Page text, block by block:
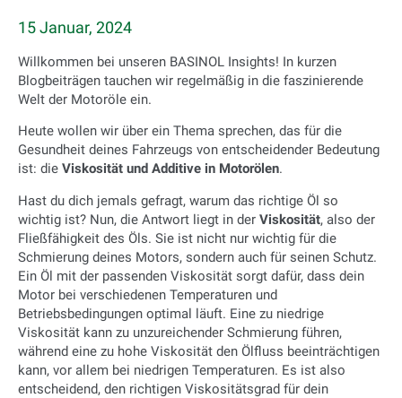
15 Januar, 2024
Willkommen bei unseren BASINOL Insights! In kurzen
Blogbeiträgen tauchen wir regelmäßig in die faszinierende
Welt der Motoröle ein.
Heute wollen wir über ein Thema sprechen, das für die
Gesundheit deines Fahrzeugs von entscheidender Bedeutung
ist: die Viskosität und Additive in Motorölen.
Hast du dich jemals gefragt, warum das richtige Öl so
wichtig ist? Nun, die Antwort liegt in der Viskosität, also der
Fließfähigkeit des Öls. Sie ist nicht nur wichtig für die
Schmierung deines Motors, sondern auch für seinen Schutz.
Ein Öl mit der passenden Viskosität sorgt dafür, dass dein
Motor bei verschiedenen Temperaturen und
Betriebsbedingungen optimal läuft. Eine zu niedrige
Viskosität kann zu unzureichender Schmierung führen,
während eine zu hohe Viskosität den Ölfluss beeinträchtigen
kann, vor allem bei niedrigen Temperaturen. Es ist also
entscheidend, den richtigen Viskositätsgrad für dein